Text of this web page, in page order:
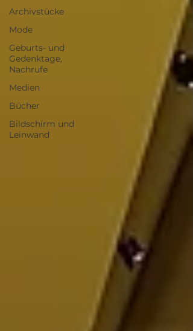
Archivstücke
Mode
Geburts- und
Gedenktage,
Nachrufe
Medien
Bücher
Bildschirm und
Leinwand